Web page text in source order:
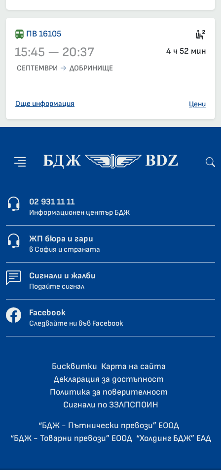
Влак 16105, 15:45 – 20:37, вече е заминал
ПВ 16105
15:45 — 20:37 4 ч 52 мин
СЕПТЕМВРИ ДОБРИНИЩЕ
Още информация Цени
02 931 11 11
Информационен център БДЖ
ЖП бюра и гари
в София и страната
Сигнали и жалби
Подайте сигнал
Facebook
Следвайте ни във Facebook
Бисквитки Карта на сайта
Декларация за достъпност
Политика за поверителност
Сигнали по ЗЗЛПСПОИН
“БДЖ - Пътнически превози” ЕООД
“БДЖ - Товарни превози” ЕООД “Холдинг БДЖ” ЕАД